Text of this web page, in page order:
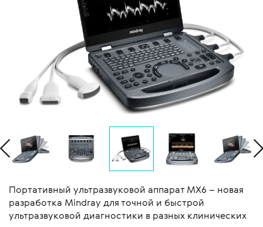
Портативный ультразвуковой аппарат MX6 – новая
разработка Mindray для точной и быстрой
ультразвуковой диагностики в разных клинических